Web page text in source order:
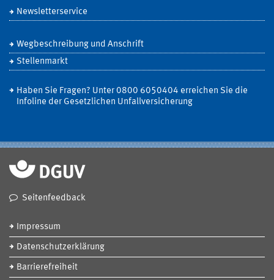
Newsletterservice
Wegbeschreibung und Anschrift
Stellenmarkt
Haben Sie Fragen? Unter 0800 6050404 erreichen Sie die
Infoline der Gesetzlichen Unfallversicherung
Seitenfeedback
Impressum
Datenschutzerklärung
Barrierefreiheit